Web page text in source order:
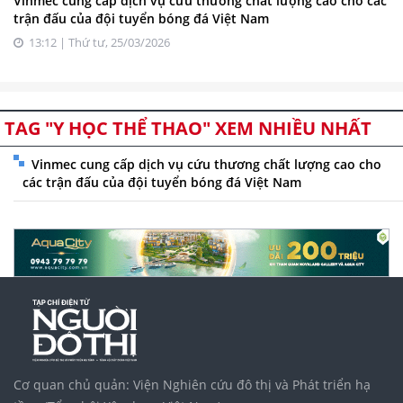
trận đấu của đội tuyển bóng đá Việt Nam
13:12 | Thứ tư, 25/03/2026
TAG "Y HỌC THỂ THAO" XEM NHIỀU NHẤT
Vinmec cung cấp dịch vụ cứu thương chất lượng cao cho
các trận đấu của đội tuyển bóng đá Việt Nam
Cơ quan chủ quản: Viện Nghiên cứu đô thị và Phát triển hạ